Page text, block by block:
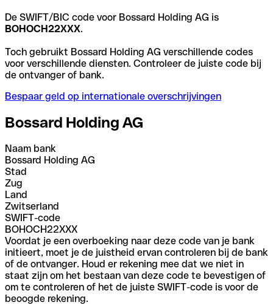
De SWIFT/BIC code voor Bossard Holding AG is
BOHOCH22XXX.
Toch gebruikt Bossard Holding AG verschillende codes
voor verschillende diensten. Controleer de juiste code bij
de ontvanger of bank.
Bespaar geld op internationale overschrijvingen
Bossard Holding AG
Naam bank
Bossard Holding AG
Stad
Zug
Land
Zwitserland
SWIFT-code
BOHOCH22XXX
Voordat je een overboeking naar deze code van je bank
initieert, moet je de juistheid ervan controleren bij de bank
of de ontvanger. Houd er rekening mee dat we niet in
staat zijn om het bestaan van deze code te bevestigen of
om te controleren of het de juiste SWIFT-code is voor de
beoogde rekening.